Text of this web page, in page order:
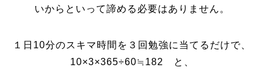
いからといって諦める必要はありません。
１日10分のスキマ時間を３回勉強に当てるだけで、
10×3×365÷60≒182 と、